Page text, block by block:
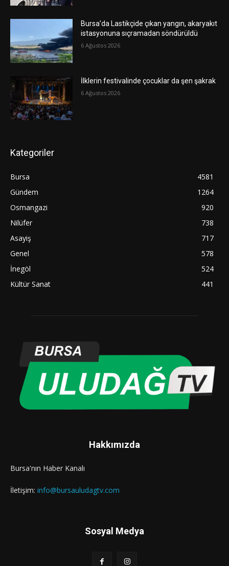
Bursa’da Lastikçide çıkan yangın, akaryakıt
istasyonuna sıçramadan söndürüldü
6 Ağustos 2026
İlklerin festivalinde çocuklar da şen şakrak
6 Ağustos 2026
Kategoriler
Bursa
4581
Gündem
1264
Osmangazi
920
Nilüfer
738
Asayiş
717
Genel
578
İnegöl
524
Kültür Sanat
441
Hakkımızda
Bursa'nın Haber Kanalı
İletişim: info@bursauludagtv.com
Sosyal Medya